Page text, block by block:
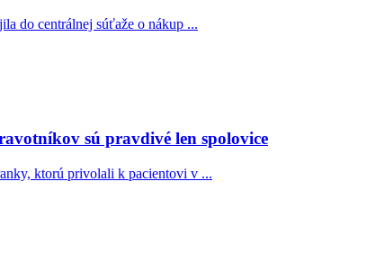
do centrálnej súťaže o nákup ...
sú pravdivé len spolovice
ktorú privolali k pacientovi v ...